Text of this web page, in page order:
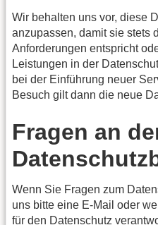
Wir behalten uns vor, diese
anzupassen, damit sie stets
Anforderungen entspricht
Leistungen in der
bei der Einführung neuer
Besuch gilt dann die neue
Fragen an
Wenn Sie Fragen zum
uns bitte eine E-Mail oder
für den Datenschutz